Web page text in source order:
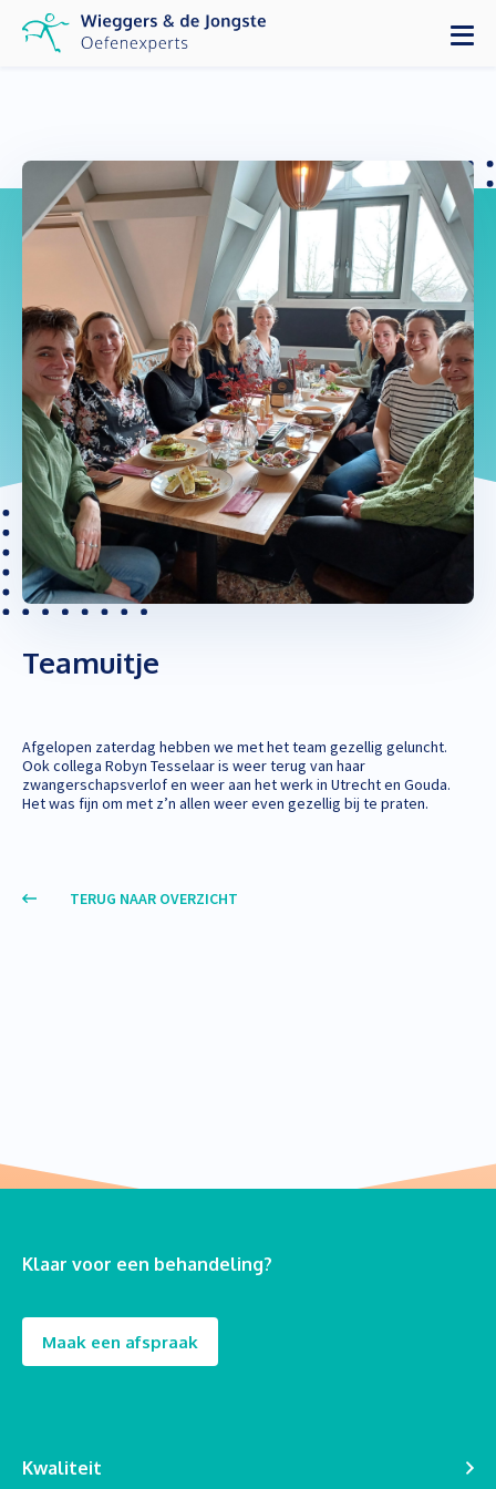
Teamuitje
Afgelopen zaterdag hebben we met het team gezellig geluncht.
Ook collega Robyn Tesselaar is weer terug van haar
zwangerschapsverlof en weer aan het werk in Utrecht en Gouda.
Het was fijn om met z’n allen weer even gezellig bij te praten.
TERUG NAAR OVERZICHT
Klaar voor een behandeling?
Maak een afspraak
Kwaliteit